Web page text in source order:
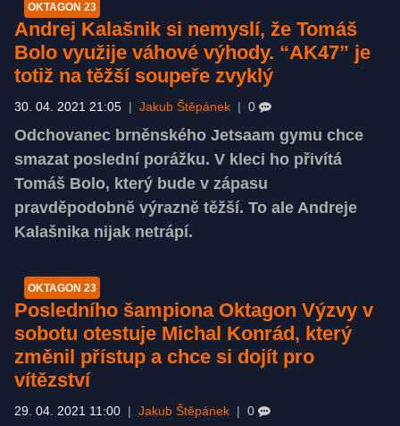
OKTAGON 23
Andrej Kalašnik si nemyslí, že Tomáš
Bolo využije váhové výhody. “AK47” je
totiž na těžší soupeře zvyklý
30. 04. 2021 21:05 Jakub Štěpánek 0
Odchovanec brněnského Jetsaam gymu chce
smazat poslední porážku. V kleci ho přivítá
Tomáš Bolo, který bude v zápasu
pravděpodobně výrazně těžší. To ale Andreje
Kalašnika nijak netrápí.
OKTAGON 23
Posledního šampiona Oktagon Výzvy v
sobotu otestuje Michal Konrád, který
změnil přístup a chce si dojít pro
vítězství
29. 04. 2021 11:00 Jakub Štěpánek 0